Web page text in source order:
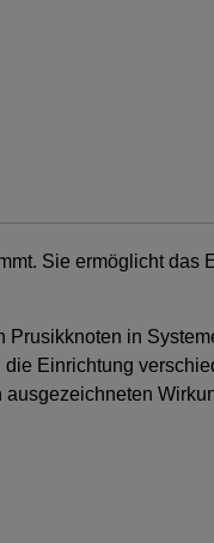
Sie ermöglicht das
in
Einrichtung